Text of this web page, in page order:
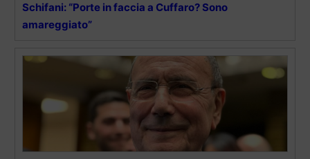
Schifani: “Porte in faccia a Cuffaro? Sono
amareggiato”